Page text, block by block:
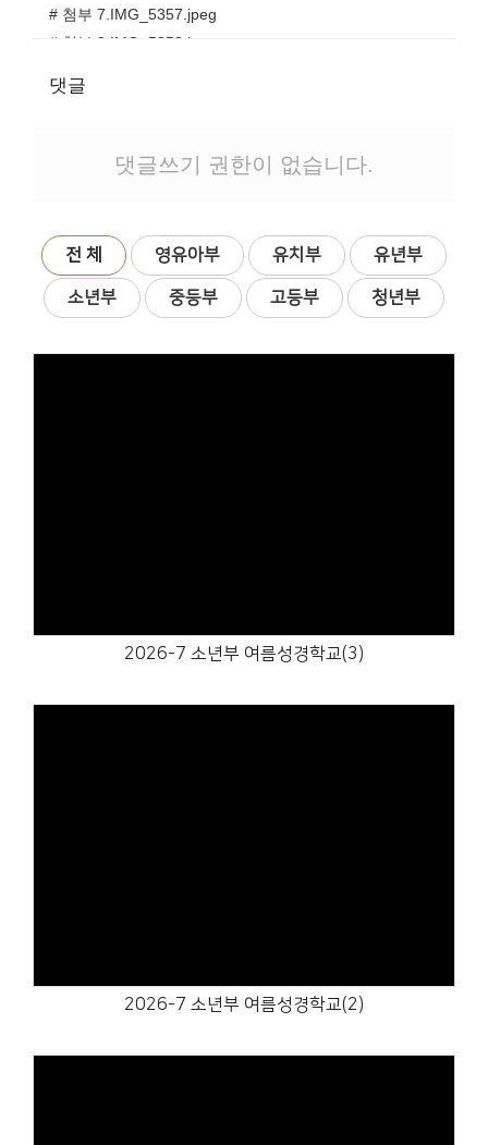
# 첨부 7.IMG_5357.jpeg
# 첨부 8.IMG_5358.jpeg
# 첨부 10.IMG_5360.jpeg
# 첨부 12.IMG_5363.jpeg
# 첨부 15.IMG_5366.jpeg
# 첨부 16.IMG_5368.jpeg
# 첨부 17.IMG_5369.jpeg
# 첨부 19.IMG_5372.jpeg
댓글
댓글쓰기 권한이 없습니다.
전 체 영유아부 유치부 유년부
소년부 중등부 고등부 청년부
2026-7 소년부 여름성경학교(3)
2026-7 소년부 여름성경학교(2)